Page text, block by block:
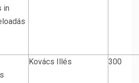
in
Kovács Illés 300